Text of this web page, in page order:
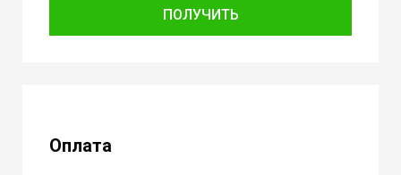
ПОЛУЧИТЬ
Оплата